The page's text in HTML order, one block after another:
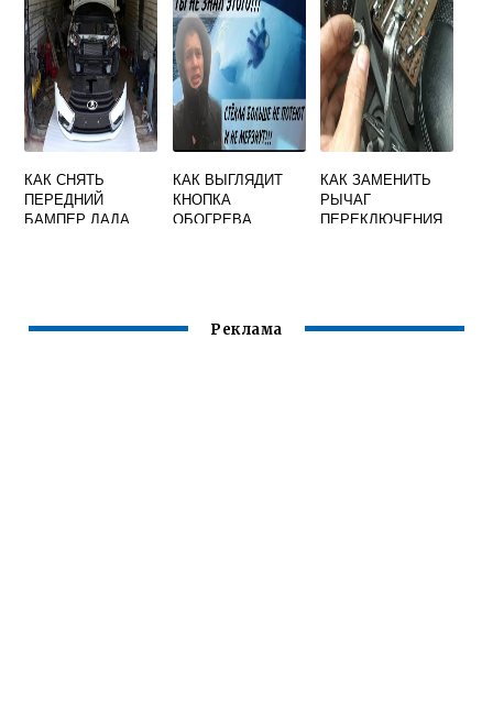
КАК СНЯТЬ
ПЕРЕДНИЙ
БАМПЕР ЛАДА
КАК ВЫГЛЯДИТ
КНОПКА
ОБОГРЕВА
КАК ЗАМЕНИТЬ
РЫЧАГ
ПЕРЕКЛЮЧЕНИЯ
Реклама